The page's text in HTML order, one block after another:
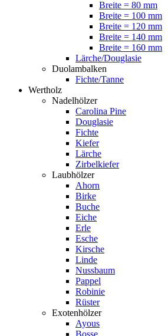
Breite = 80 mm
Breite = 100 mm
Breite = 120 mm
Breite = 140 mm
Breite = 160 mm
Lärche/Douglasie
Duolambalken
Fichte/Tanne
Wertholz
Nadelhölzer
Carolina Pine
Douglasie
Fichte
Kiefer
Lärche
Zirbelkiefer
Laubhölzer
Ahorn
Birke
Buche
Eiche
Erle
Esche
Kirsche
Linde
Nussbaum
Pappel
Robinie
Rüster
Exotenhölzer
Ayous
Bosse